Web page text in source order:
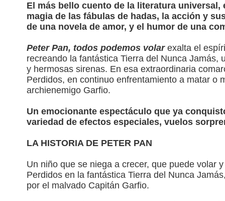
El más bello cuento de la literatura
magia de las fábulas de hadas, la acción y
de una novela de amor, y el humor de una
Peter Pan, todos podemos volar exalta el
recreando la fantástica Tierra del Nunca
y hermosas sirenas. En esa extraordinaria
Perdidos, en continuo enfrentamiento a matar o
archienemigo Garfio.
Un emocionante espectáculo que ya
variedad de efectos especiales, vuelos
LA HISTORIA DE PETER PAN
Un niño que se niega a crecer, que puede volar
Perdidos en la fantástica Tierra del Nunca
por el malvado Capitán Garfio.